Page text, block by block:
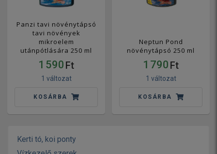
Panzi tavi növénytápsó
tavi növények
mikroelem
utánpótlására 250 ml
1 590 Ft
1 változat
KOSÁRBA
Neptun Pond
növénytápsó 250 ml
1 790 Ft
1 változat
KOSÁRBA
Kerti tó, koi ponty